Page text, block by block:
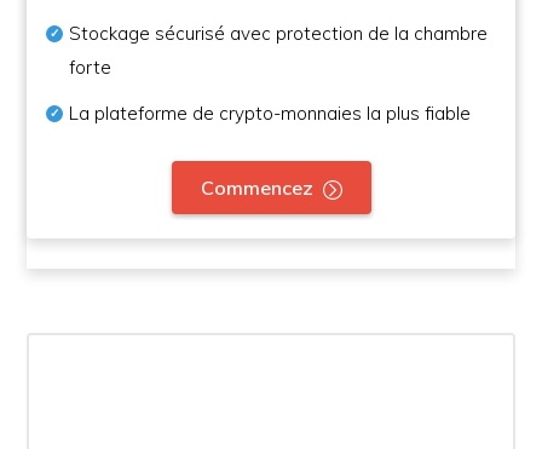
Stockage sécurisé avec protection de la chambre
forte
La plateforme de crypto-monnaies la plus fiable
Commencez